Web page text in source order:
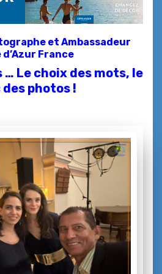
et Ambassadeur
d’Azur France
… Le choix des mots, le
photos !